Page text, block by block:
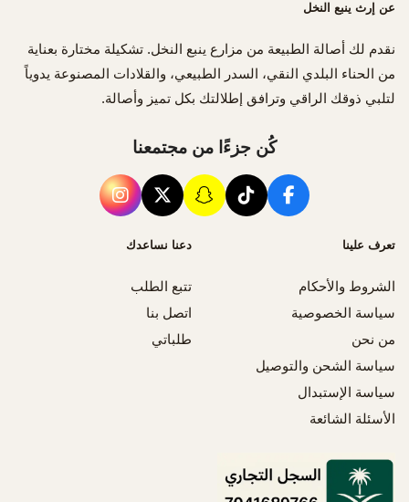
عن إرث ينبع النخل
نقدم لك أصالة الطبيعة من مزارع ينبع النخل. تشكيلة مختارة بعناية
من الحناء البلدي النقي، السدر الطبيعي، والقلادات المصنوعة يدوياً
لتلبي ذوقك الراقي وترافق إطلالتك بكل تميز وأصالة.
كُن جزءًا من مجتمعنا
تعرف علينا
الشروط والأحكام
سياسة الخصوصية
من نحن
سياسة الشحن والتوصيل
سياسة الإستبدال
الأسئلة الشائعة
دعنا نساعدك
تتبع الطلب
اتصل بنا
طلباتي